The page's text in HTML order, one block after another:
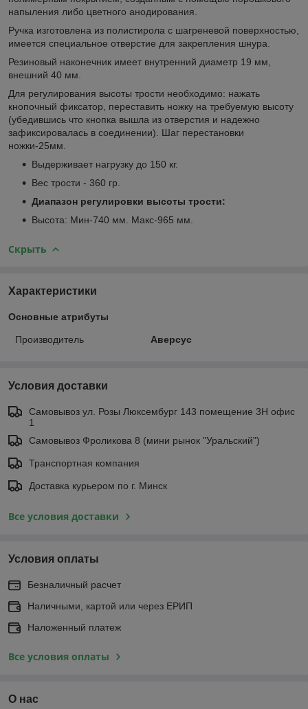
напыления либо цветного анодирования.
Ручка изготовлена из полистирола с шагреневой поверхностью,
имеется специальное отверстие для закрепления шнура.
Резиновый наконечник имеет внутренний диаметр 19 мм,
внешний 40 мм.
Для регулирования высоты трости необходимо: нажать
кнопочный фиксатор, переставить ножку на требуемую высоту
(убедившись что кнопка вышла из отверстия и надежно
зафиксировалась в соединении). Шаг перестановки
ножки-25мм.
Выдерживает нагрузку до 150 кг.
Вес трости - 360 гр.
Диапазон регулировки высоты трости:
Высота: Мин-740 мм. Макс-965 мм.
Скрыть
Характеристики
Основные атрибуты
Производитель Аверсус
Условия доставки
Самовывоз ул. Розы Люксембург 143 помещение 3Н офис
1
Самовывоз Фроликова 8 (мини рынок "Уральский")
Транспортная компания
Доставка курьером по г. Минск
Все условия доставки
Условия оплаты
Безналичный расчет
Наличными, картой или через ЕРИП
Наложенный платеж
Все условия оплаты
О нас